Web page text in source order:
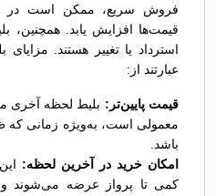
فروش سریع، ممکن است در
قیمت‌ها افزایش یابد. همچنین،
استرداد یا تغییر هستند.
عبارتند از:
قیمت پایین‌تر: بلیط لحظه آخری
معمولی است، به‌ویژه زمانی که
باشد.
امکان خرید در آخرین لحظه:
کمی تا پرواز عرضه می‌شوند و